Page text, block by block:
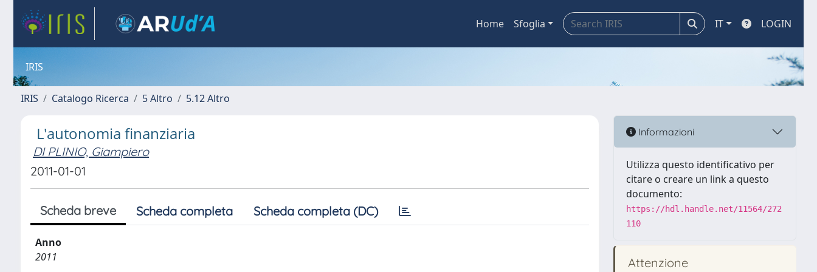
Home Sfoglia IT LOGIN
IRIS
IRIS Catalogo Ricerca 5 Altro 5.12 Altro
L'autonomia finanziaria
DI PLINIO, Giampiero
2011-01-01
Scheda breve Scheda completa Scheda completa (DC)
Anno
2011
Informazioni
Utilizza questo identificativo per
citare o creare un link a questo
documento:
https://hdl.handle.net/11564/272
110
Attenzione